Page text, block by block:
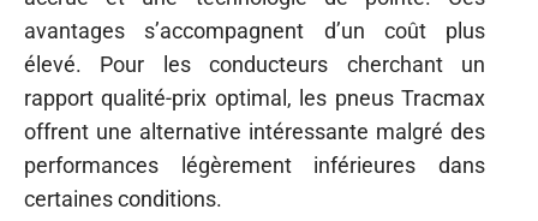
avantages s’accompagnent d’un coût plus
élevé. Pour les conducteurs cherchant un
rapport qualité-prix optimal, les pneus Tracmax
offrent une alternative intéressante malgré des
performances légèrement inférieures dans
certaines conditions.